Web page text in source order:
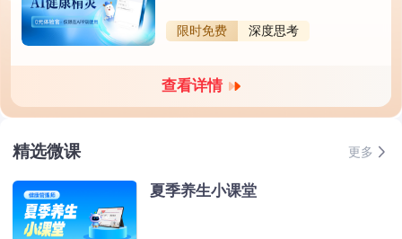
限时免费 深度思考
查看详情
精选微课 更多
夏季养生小课堂